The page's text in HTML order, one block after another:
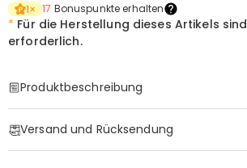
1× 17 Bonuspunkte erhalten
* Für die Herstellung dieses Artikels sind
erforderlich.
Produktbeschreibung
Versand und Rücksendung